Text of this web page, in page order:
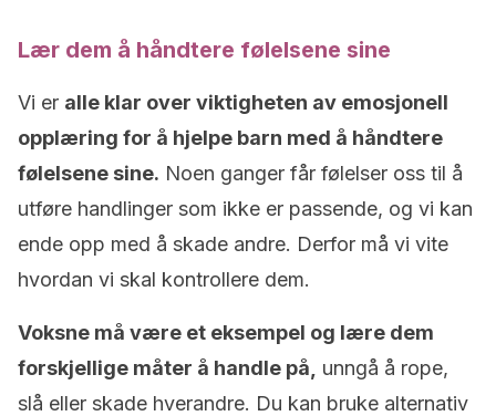
Lær dem å håndtere følelsene sine
Vi er alle klar over viktigheten av emosjonell
opplæring for å hjelpe barn med å håndtere
følelsene sine. Noen ganger får følelser oss til å
utføre handlinger som ikke er passende, og vi kan
ende opp med å skade andre. Derfor må vi vite
hvordan vi skal kontrollere dem.
Voksne må være et eksempel og lære dem
forskjellige måter å handle på,
unngå å rope,
slå eller skade hverandre. Du kan bruke alternativ